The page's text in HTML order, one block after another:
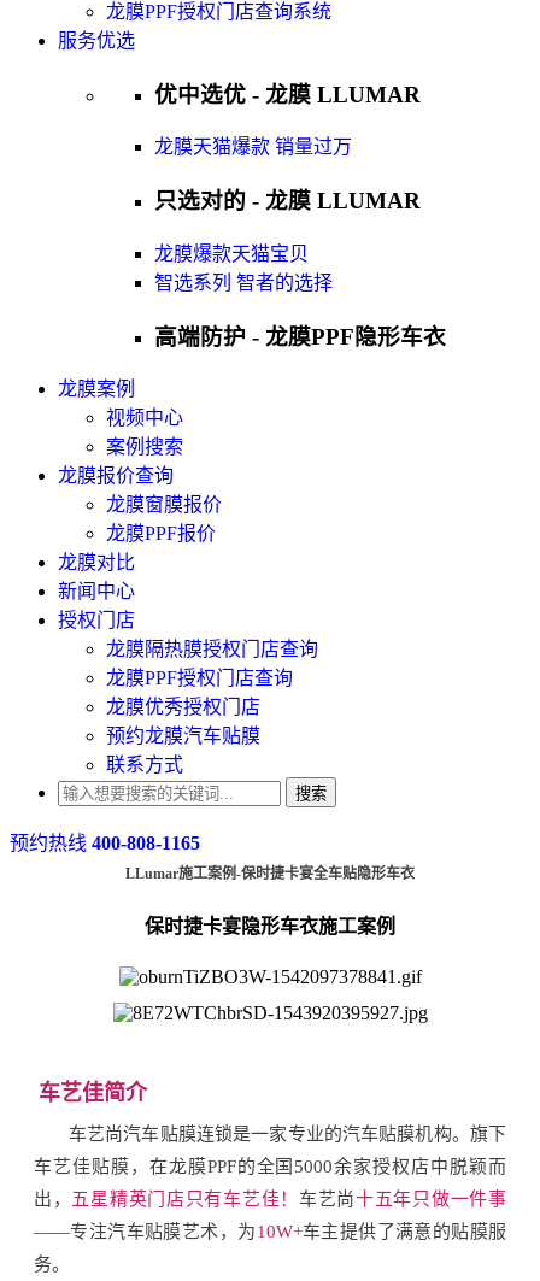
龙膜PPF授权门店查询系统
服务优选
优中选优 - 龙膜 LLUMAR
龙膜天猫爆款 销量过万
只选对的 - 龙膜 LLUMAR
龙膜爆款天猫宝贝
智选系列 智者的选择
高端防护 - 龙膜PPF隐形车衣
龙膜案例
视频中心
案例搜索
龙膜报价查询
龙膜窗膜报价
龙膜PPF报价
龙膜对比
新闻中心
授权门店
龙膜隔热膜授权门店查询
龙膜PPF授权门店查询
龙膜优秀授权门店
预约龙膜汽车贴膜
联系方式
搜索
预约热线 400-808-1165
LLumar施工案例-保时捷卡宴全车贴隐形车衣
保时捷卡宴隐形车衣施工案例
车艺佳简介
车艺尚汽车贴膜连锁是一家专业的汽车贴膜机构。旗下
车艺佳贴膜，在龙膜PPF的全国5000余家授权店中脱颖而
出， 五星精英门店只有车艺佳！ 车艺尚十五年只做一件事
——专注汽车贴膜艺术，为10W+车主提供了满意的贴膜服
务。